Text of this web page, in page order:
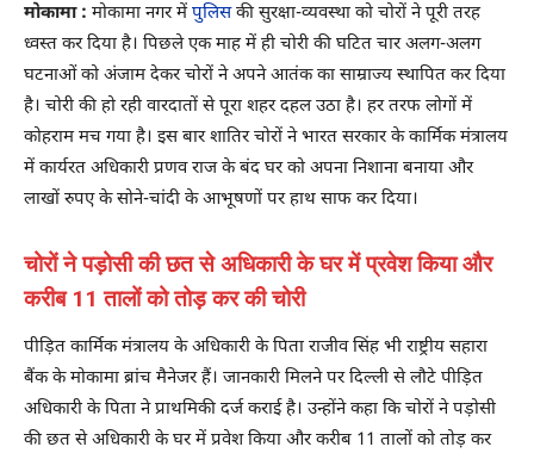
मोकामा : मोकामा नगर मेंपुलिसकी सुरक्षा-व्यवस्था को चोरों ने पूरी तरह
ध्वस्त कर दिया है। पिछले एक माह में ही चोरी की घटित चार अलग-अलग
घटनाओं को अंजाम देकर चोरों ने अपने आतंक का साम्राज्य स्थापित कर दिया
है। चोरी की हो रही वारदातों से पूरा शहर दहल उठा है। हर तरफ लोगों में
कोहराम मच गया है। इस बार शातिर चोरों ने भारत सरकार के कार्मिक मंत्रालय
में कार्यरत अधिकारी प्रणव राज के बंद घर को अपना निशाना बनाया और
लाखों रुपए के सोने-चांदी के आभूषणों पर हाथ साफ कर दिया।
चोरों ने पड़ोसी की छत से अधिकारी के घर में प्रवेश किया और
करीब 11 तालों को तोड़ कर की चोरी
पीड़ित कार्मिक मंत्रालय के अधिकारी के पिता राजीव सिंह भी राष्ट्रीय सहारा
बैंक के मोकामा ब्रांच मैनेजर हैं। जानकारी मिलने पर दिल्ली से लौटे पीड़ित
अधिकारी के पिता ने प्राथमिकी दर्ज कराई है। उन्होंने कहा कि चोरों ने पड़ोसी
की छत से अधिकारी के घर में प्रवेश किया और करीब 11 तालों को तोड़ कर